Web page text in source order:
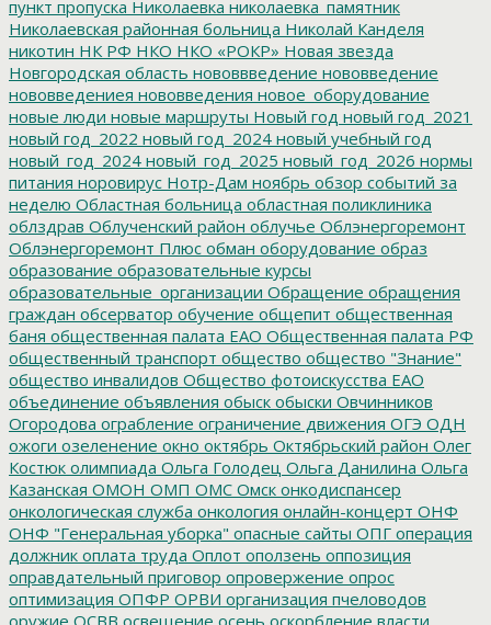
пункт пропуска Николаевка николаевка_памятник
Николаевская районная больница Николай Канделя
никотин НК РФ НКО НКО «РОКР» Новая звезда
Новгородская область нововвведение нововведение
нововведениея нововведения новое_оборудование
новые люди новые маршруты Новый год новый год_2021
новый год_2022 новый год_2024 новый учебный год
новый_год_2024 новый_год_2025 новый_год_2026 нормы
питания норовирус Нотр-Дам ноябрь обзор событий за
неделю Областная больница областная поликлиника
облздрав Облученский район облучье Облэнергоремонт
Облэнергоремонт Плюс обман оборудование образ
образование образовательные курсы
образовательные_организации Обращение обращения
граждан обсерватор обучение общепит общественная
баня общественная палата ЕАО Общественная палата РФ
общественный транспорт общество общество "Знание"
общество инвалидов Общество фотоискусства ЕАО
объединение объявления обыск обыски Овчинников
Огородова ограбление ограничение движения ОГЭ ОДН
ожоги озеленение окно октябрь Октябрьский район Олег
Костюк олимпиада Ольга Голодец Ольга Данилина Ольга
Казанская ОМОН ОМП ОМС Омск онкодиспансер
онкологическая служба онкология онлайн-концерт ОНФ
ОНФ "Генеральная уборка" опасные сайты ОПГ операция
должник оплата труда Оплот оползень оппозиция
оправдательный приговор опровержение опрос
оптимизация ОПФР ОРВИ организация пчеловодов
оружие ОСВВ освещение осень оскорбление власти